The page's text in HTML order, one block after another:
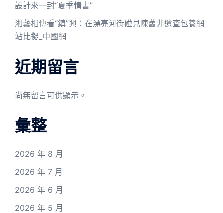
設計來一封“夏季情書”
湘藝相傳看“鎮”興：在漂亮河街碰見陳舊非遺查包養網
站比擬_中國網
近期留言
尚無留言可供顯示。
彙整
2026 年 8 月
2026 年 7 月
2026 年 6 月
2026 年 5 月